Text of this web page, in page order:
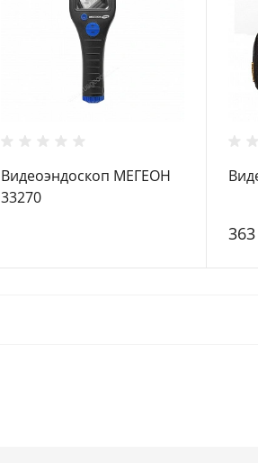
Видеоэндоскоп МЕГЕОН
33270